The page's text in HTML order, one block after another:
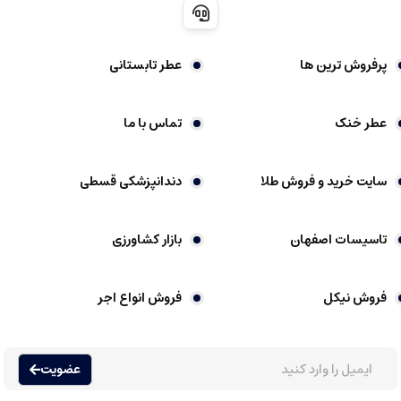
معایب:
در فضاهای گرم، ممکن است رایحه قوی و تند خیلی احساس شود
است که حس مردانگی و اعتماد به نفس را برمی انگیزد. این عطر برای مردانی که به
دنبال رایحه ای قوی، ماندگار و مناسب فصل های سرد هستند، گزینه ای مناسب و
عطرها یکی از قدیمی ترین و محبوب ترین وسایل آرایشی و بهداشتی در جهان هستند
پرفروش ترین ها عطر تابستانی
عطر خنک تماس با ما
سایت خرید و فروش طلا دندانپزشکی قسطی
تاسیسات اصفهان بازار کشاورزی
فروش نیکل فروش انواع اجر
عضویت